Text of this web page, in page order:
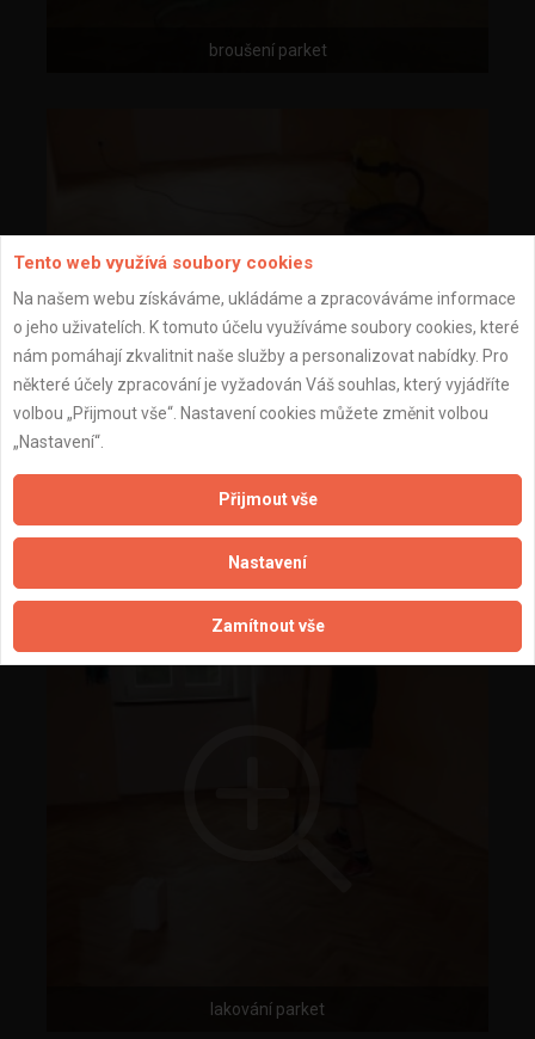
broušení parket
vysávání parket
lakování parket
Tento web využívá soubory cookies
Na našem webu získáváme, ukládáme a zpracováváme informace
o jeho uživatelích. K tomuto účelu využíváme soubory cookies, které
nám pomáhají zkvalitnit naše služby a personalizovat nabídky. Pro
některé účely zpracování je vyžadován Váš souhlas, který vyjádříte
volbou „Přijmout vše“. Nastavení cookies můžete změnit volbou
„Nastavení“.
Přijmout vše
Nastavení
Zamítnout vše